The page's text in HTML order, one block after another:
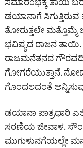
ಡಯಾನಾಗೆ ಸಿಗುತ್ತಿರುವ
ತೋರುತ್ತಲೇ
ಭವಿಷ್ಯದ ರಾಜನ ತಾಯಿ.
ರಾಜಮನೆತನದ
ಗೋಗರೆಯುತ್ತಾನೆ.
ಗೊಂದಲದಂತೆ
ಡಯಾನಾ
ಸರಣಿಯ ಜೀವಾಳ.
ಮುಗುಳುನಗೆಯಲ್ಲೇ